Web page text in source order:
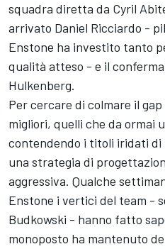
squadra diretta da Cyril
arrivato Daniel Ricciardo -
Enstone ha investito tanto
qualità atteso - e il
Hulkenberg.
Per cercare di colmare il
migliori, quelli che da ormai
contendendo i titoli iridati di
una strategia di
aggressiva. Qualche
Enstone i vertici del team -
Budkowski - hanno fatto
monoposto ha mantenuto